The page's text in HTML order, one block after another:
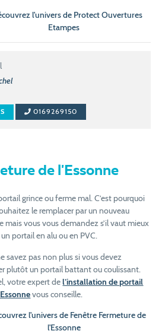
l'univers de Protect Ouvertures
Etampes
0169269150
de l'Essonne
grince ou ferme mal. C’est pourquoi
le remplacer par un nouveau
mais vous vous demandez s’il vaut mieux
portail en alu ou en PVC.
savez pas non plus si vous devez
plutôt un portail battant ou coulissant.
votre expert del’installation de portail
vous conseille.
l'univers de Fenêtre Fermeture de
l'Essonne